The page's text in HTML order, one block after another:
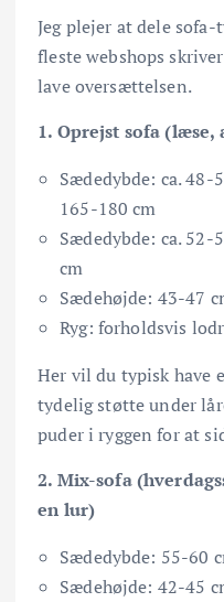
Jeg plejer at dele
fleste webshops
lave oversættelsen.
1. Oprejst sofa (læse,
Sædedybde: ca.
165-180 cm
Sædedybde: ca. 52-
cm
Sædehøjde: 43-47
Ryg: forholdsvis
Her vil du typisk have
tydelig støtte under
puder i ryggen for at
2. Mix-sofa
en lur)
Sædedybde: 55-60
Sædehøjde: 42-45